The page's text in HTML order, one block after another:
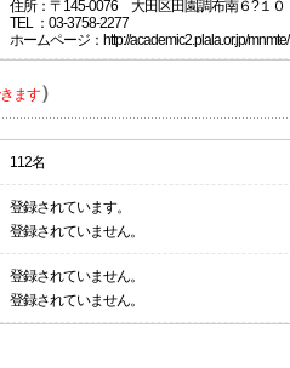
住所：〒145-0076 大田区田園調布南６?１０
TEL ：03-3758-2277
ホームページ：http://academic2.plala.or.jp/mnmte/
ます）
112名
登録されています。
登録されていません。
登録されていません。
登録されていません。